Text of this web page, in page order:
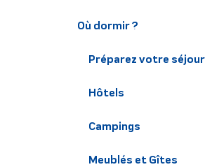
Où dormir ?
Préparez votre séjour
Hôtels
Campings
Meublés et Gîtes